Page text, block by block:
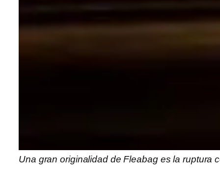
Una gran originalidad de Fleabag es la ruptura